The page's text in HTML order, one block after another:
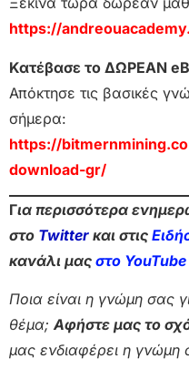
https://
Κατέβασε το ΔΩΡΕΑΝ
Απόκτησε τις βασικές
σήμερα:
https://
download-gr/
Για περισσότερα
στο Twitter και στις
κανάλι μας στο YouTube
Ποια είναι η γνώμη σας
θέμα;Αφήστε μας το
μας ενδιαφέρει η γνώμη